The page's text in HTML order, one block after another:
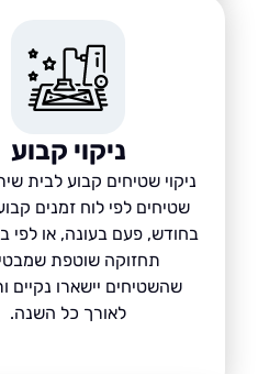
ניקוי קבוע
שטיחים קבוע לבית שירותי ניקוי
שטיחים לפי לוח זמנים קבוע – פעם
פעם בעונה, או לפי בחירתכם.
תחזוקה שוטפת שמבטיחה
שהשטיחים יישארו נקיים ורעננים
לאורך כל השנה.